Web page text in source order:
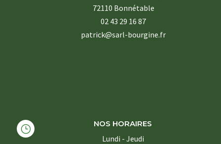
72110 Bonnétable
02 43 29 16 87
patrick@sarl-bourgine.fr
}
NOS HORAIRES
Lundi - Jeudi